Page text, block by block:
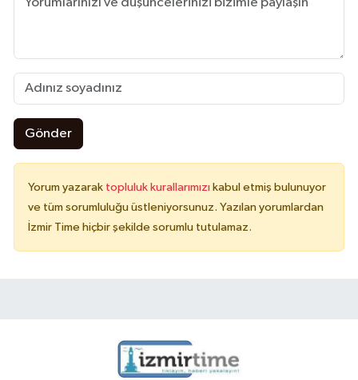
Gönder
Yorum yazarak topluluk kurallarımızı kabul etmiş bulunuyor
ve tüm sorumluluğu üstleniyorsunuz. Yazılan yorumlardan
İzmir Time hiçbir şekilde sorumlu tutulamaz.